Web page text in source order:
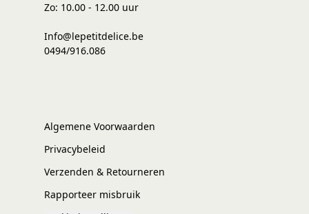
Zo: 10.00 - 12.00 uur
Info@lepetitdelice.be
0494/916.086
Algemene Voorwaarden
Privacybeleid
Verzenden & Retourneren
Rapporteer misbruik